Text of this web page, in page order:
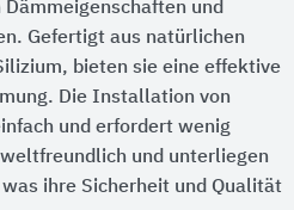
und
Gefertigt aus natürlichen
bieten sie eine effektive
Die Installation von
und erfordert wenig
und unterliegen
ihre Sicherheit und Qualität